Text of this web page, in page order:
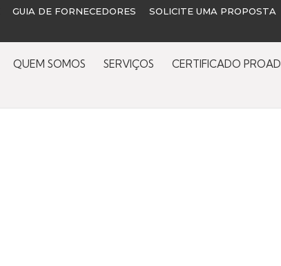
GUIA DE FORNECEDORES SOLICITE UMA PROPOSTA
QUEM SOMOS SERVIÇOS CERTIFICADO PROAD